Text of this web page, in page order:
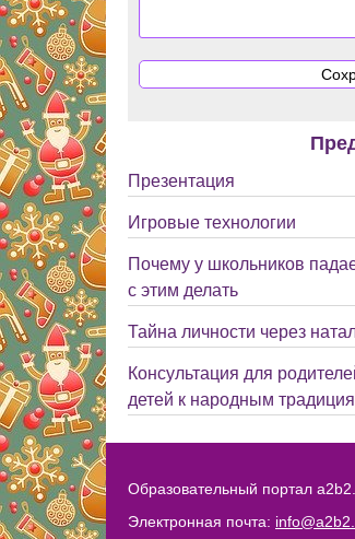
Презентация
Игровые технологии
Почему у школьников
с этим делать
Тайна личности через
Консультация для
детей к народным
Образовательный портал
Электронная почта: